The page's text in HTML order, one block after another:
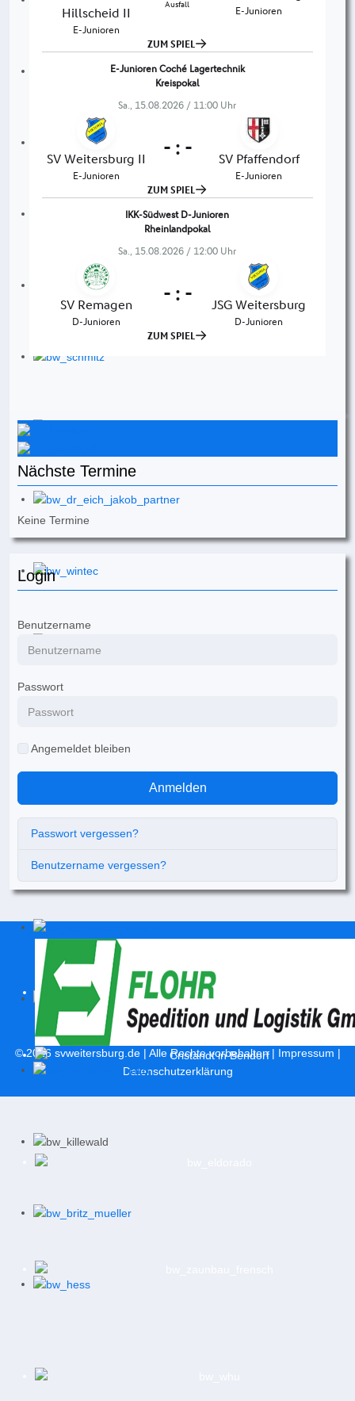
Nächste Termine
Keine Termine
Login
Benutzername
Passwort
Angemeldet bleiben
Anmelden
Passwort vergessen?
Benutzername vergessen?
© 2026 svweitersburg.de| Alle Rechte vorbehalten | Impressum |
Datenschutzerklärung